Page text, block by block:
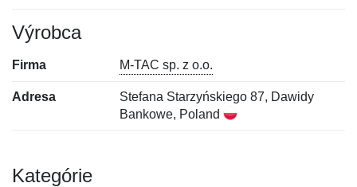
Výrobca
Firma M-TAC sp. z o.o.
Adresa
Stefana Starzyńskiego 87, Dawidy
Bankowe, Poland
Kategórie